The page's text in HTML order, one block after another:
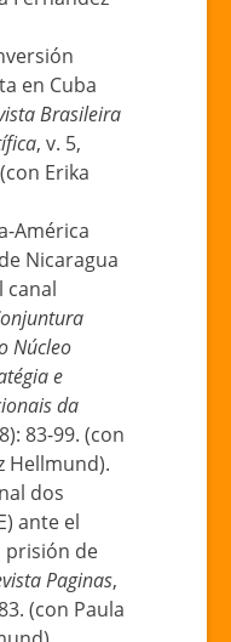
en Cuba
Brasileira
, v. 5,
Erika
América
Nicaragua
canal
Núcleo
e
da
83-99. (con
Hellmund).
dos
ante el
prisión de
Paginas,
(con Paula